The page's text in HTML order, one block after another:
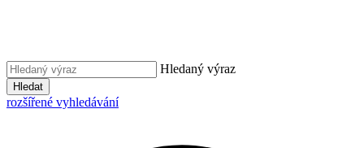
Hledaný výraz
Hledat
rozšířené vyhledávání